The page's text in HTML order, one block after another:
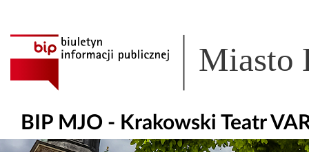
Miasto
BIP MJO - Krakowski Teatr